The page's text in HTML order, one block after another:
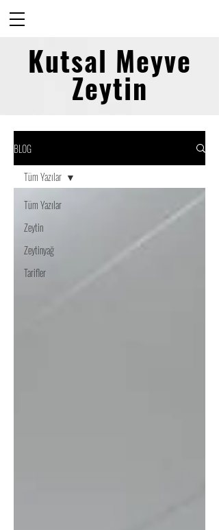
Kutsal Meyve
Zeytin
BLOG
Tüm Yazılar
Zeytin
Zeytinyağ
Tarifler
Tüm Yazılar